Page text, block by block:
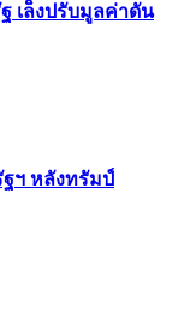
เล็งปรับมูลค่าดัน
ฯ หลังทรัมป์